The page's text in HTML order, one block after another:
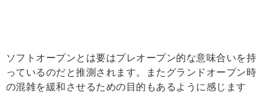
ソフトオープンとは要はプレオープン的な意味合いを持
っているのだと推測されます。またグランドオープン時
の混雑を緩和させるための目的もあるように感じます